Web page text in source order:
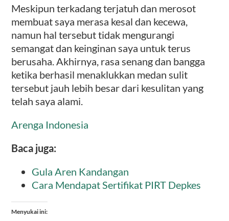
Meskipun terkadang terjatuh dan merosot
membuat saya merasa kesal dan kecewa,
namun hal tersebut tidak mengurangi
semangat dan keinginan saya untuk terus
berusaha. Akhirnya, rasa senang dan bangga
ketika berhasil menaklukkan medan sulit
tersebut jauh lebih besar dari kesulitan yang
telah saya alami.
Arenga Indonesia
Baca juga:
Gula Aren Kandangan
Cara Mendapat Sertifikat PIRT Depkes
Menyukai ini: